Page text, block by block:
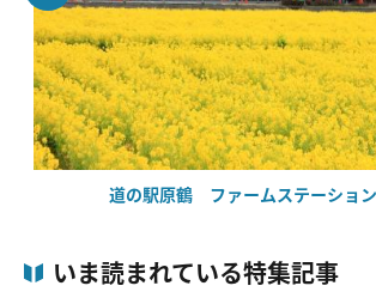
道の駅原鶴 ファームステーショ
いま読まれている特集記事